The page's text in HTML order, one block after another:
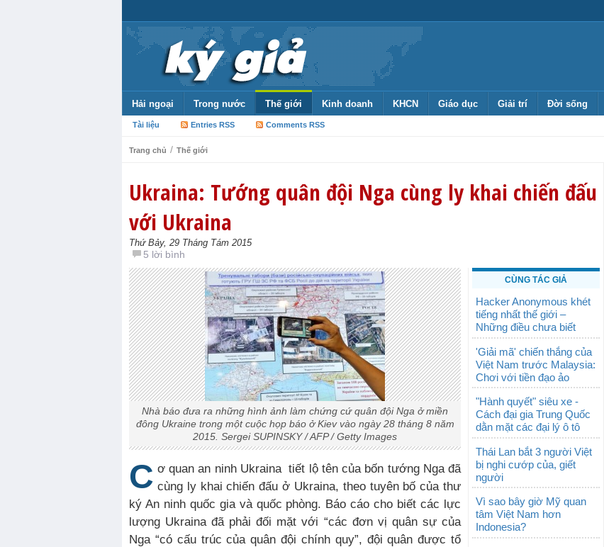
Hải ngoại Trong nước Thế giới Kinh doanh KHCN Giáo dục Giải trí Đời sống
Tài liệu Entries RSS Comments RSS
Trang chủ / Thế giới
Ukraina: Tướng quân đội Nga cùng ly khai chiến đấu
với Ukraina
Thứ Bảy, 29 Tháng Tám 2015
5 lời bình
Nhà báo đưa ra những hình ảnh làm chứng cứ quân đội Nga ở miền
đông Ukraine trong một cuộc họp báo ở Kiev vào ngày 28 tháng 8 năm
2015. Sergei SUPINSKY / AFP / Getty Images
C ơ quan an ninh Ukraina tiết lộ tên của bốn tướng Nga đã
cùng ly khai chiến đấu ở Ukraina, theo tuyên bố của thư
ký An ninh quốc gia và quốc phòng. Báo cáo cho biết các lực
lượng Ukraina đã phải đối mặt với “các đơn vị quân sự của
Nga “có cấu trúc của quân đội chính quy”, đội quân được tổ
CÙNG TÁC GIẢ
Hacker Anonymous khét
tiếng nhất thế giới –
Những điều chưa biết
'Giải mã' chiến thắng của
Việt Nam trước Malaysia:
Chơi với tiền đạo ảo
"Hành quyết" siêu xe -
Cách đại gia Trung Quốc
dằn mặt các đại lý ô tô
Thái Lan bắt 3 người Việt
bị nghi cướp của, giết
người
Vì sao bây giờ Mỹ quan
tâm Việt Nam hơn
Indonesia?